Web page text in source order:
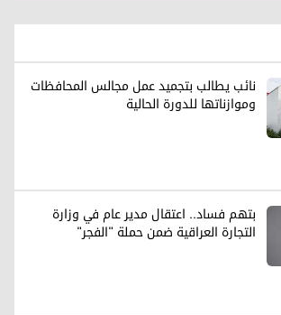
نائب يطالب بتجميد عمل مجالس المحافظات
وموازناتها للدورة الحالية
بتهم فساد.. اعتقال مدير عام في وزارة
التجارة العراقية ضمن حملة "الفجر"